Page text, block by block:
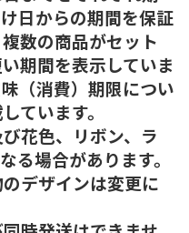
日からの期間を保証
数の商品がセット
期間を表示していま
（消費）期限につい
ています。
花色、リボン、ラ
る場合があります。
デザインは変更に